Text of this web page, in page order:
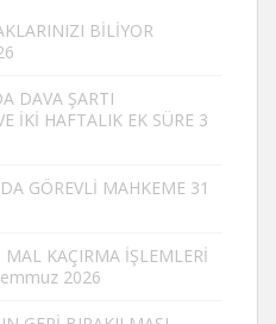
BİLİYOR
DAVA ŞARTI
İKİ HAFTALIK EK SÜRE 3
GÖREVLİ MAHKEME 31
KAÇIRMA İŞLEMLERİ
2026